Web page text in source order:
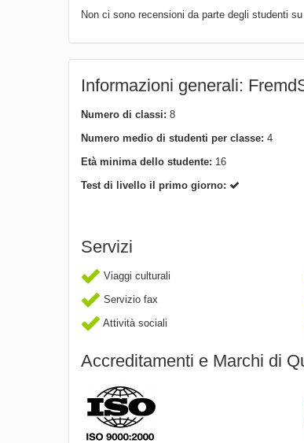
Non ci sono recensioni da parte degli studenti
Informazioni generali:
Numero di classi: 8
Numero medio di studenti per classe: 4
Età minima dello studente: 16
Test di livello il primo giorno:
Servizi
Viaggi culturali
Servizio fax
Attività sociali
Accreditamenti e Marchi di